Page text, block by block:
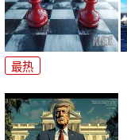
最热